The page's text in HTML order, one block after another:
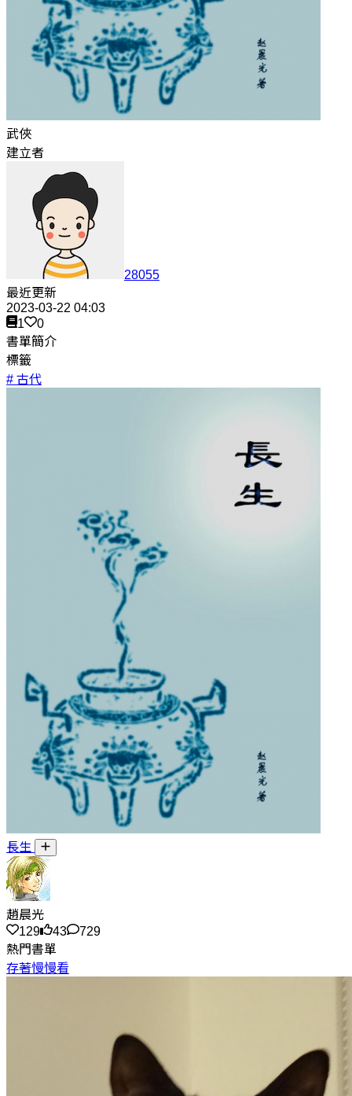
武俠
建立者
28055
最近更新
2023-03-22 04:03
1
0
書單簡介
標籤
# 古代
長生
趙晨光
129
43
729
熱門書單
存著慢慢看